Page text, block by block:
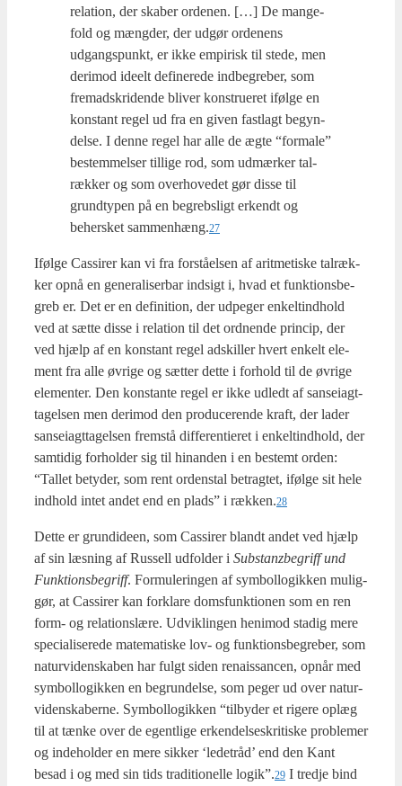
rela­tion, der ska­ber orde­nen. […] De man­ge­
fold og mæng­der, der udgør orde­nens
udgangs­punkt, er ikke empi­risk til ste­de, men
der­i­mod ide­elt defi­ne­re­de ind­be­gre­ber, som
fremadskri­den­de bli­ver kon­stru­e­ret iføl­ge en
kon­stant regel ud fra en given fast­lagt begyn­
del­se. I den­ne regel har alle de ægte “for­ma­le”
bestem­mel­ser til­li­ge rod, som udmær­ker tal­
ræk­ker og som over­ho­ve­det gør dis­se til
grund­ty­pen på en begrebs­ligt erkendt og
beher­sket sammenhæng.27
Iføl­ge Cas­si­rer kan vi fra for­stå­el­sen af arit­me­ti­ske tal­ræk­
ker opnå en gene­ra­li­ser­bar ind­sigt i, hvad et funk­tions­be­
greb er. Det er en defi­ni­tion, der udpe­ger enkel­tind­hold
ved at sæt­te dis­se i rela­tion til det ord­nen­de prin­cip, der
ved hjælp af en kon­stant regel adskil­ler hvert enkelt ele­
ment fra alle øvri­ge og sæt­ter det­te i for­hold til de øvri­ge
ele­men­ter. Den kon­stan­te regel er ikke udledt af san­sei­agt­
ta­gel­sen men der­i­mod den pro­du­ce­ren­de kraft, der lader
san­sei­agt­ta­gel­sen frem­stå dif­fe­ren­ti­e­ret i enkel­tind­hold, der
sam­ti­dig for­hol­der sig til hin­an­den i en bestemt orden:
“Tal­let bety­der, som rent orden­stal betrag­tet, iføl­ge sit hele
ind­hold intet andet end en plads” i rækken.28
Det­te er grun­di­de­en, som Cas­si­rer blandt andet ved hjælp
af sin læs­ning af Rus­sell udfol­der i Sub­stan­z­be­griff und
Funk­tions­be­griff. For­mu­le­rin­gen af sym­bol­lo­gik­ken mulig­
gør, at Cas­si­rer kan for­kla­re doms­funk­tio­nen som en ren
form- og rela­tions­læ­re. Udvik­lin­gen heni­mod sta­dig mere
spe­ci­a­li­se­re­de mate­ma­ti­ske lov- og funk­tions­be­gre­ber, som
natur­vi­den­ska­ben har fulgt siden renais­san­cen, opnår med
sym­bol­lo­gik­ken en begrun­del­se, som peger ud over natur­
vi­den­ska­ber­ne. Sym­bol­lo­gik­ken “til­by­der et rige­re oplæg
til at tæn­ke over de egent­li­ge erken­del­ses­kri­ti­ske pro­ble­mer
og inde­hol­der en mere sik­ker ‘lede­t­råd’ end den Kant
besad i og med sin tids tra­di­tio­nel­le logik”.29 I tred­je bind